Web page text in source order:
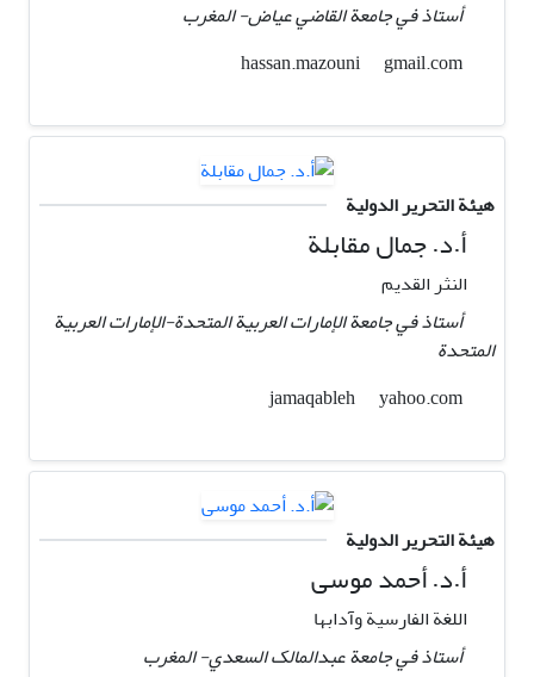
أستاذ في جامعة القاضي عیاض- المغرب
gmail.com
هيئة التحرير الدولية
أ.د. جمال مقابلة
النثر القدیم
أستاذ في جامعة الإمارات العربیة المتحدة-الإمارات العربیة
المتحدة
yahoo.com
هيئة التحرير الدولية
أ.د. أحمد موسی
اللغة الفارسیة وآدابها
أستاذ في جامعة عبدالمالک السعدي- المغرب